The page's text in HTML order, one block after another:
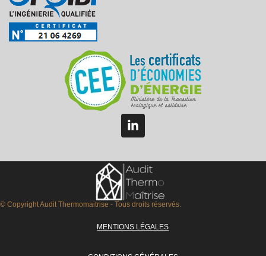
© Copyright Audit Thermomaitrise - Tous droits réservés.
MENTIONS LÉGALES